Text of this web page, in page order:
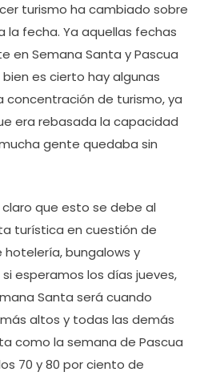
turismo ha cambiado sobre
la fecha. Ya aquellas fechas
en Semana Santa y Pascua
es cierto hay algunas
concentración de turismo, ya
era rebasada la capacidad
gente quedaba sin
que esto se debe al
turística en cuestión de
bungalows y
esperamos los días jueves,
Santa será cuando
altos y todas las demás
como la semana de Pascua
70 y 80 por ciento de